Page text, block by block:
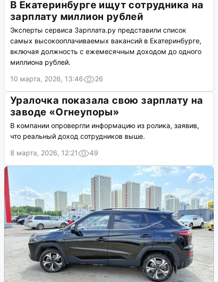
В Екатеринбурге ищут сотрудника на
зарплату миллион рублей
Эксперты сервиса Зарплата.ру представили список
самых высокооплачиваемых вакансий в Екатеринбурге,
включая должность с ежемесячным доходом до одного
миллиона рублей.
10 марта, 2026, 13:46
26
Уралочка показала свою зарплату на
заводе «Огнеупоры»
В компании опровергли информацию из ролика, заявив,
что реальный доход сотрудников выше.
8 марта, 2026, 12:21
49